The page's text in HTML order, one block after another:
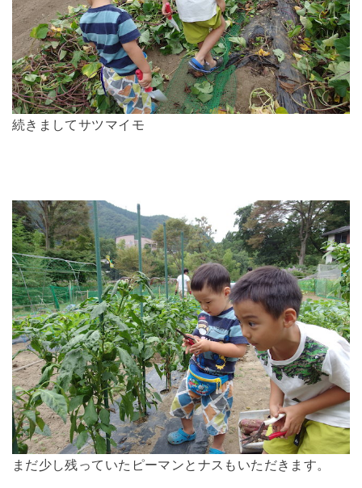
続きましてサツマイモ
まだ少し残っていたピーマンとナスもいただきます。